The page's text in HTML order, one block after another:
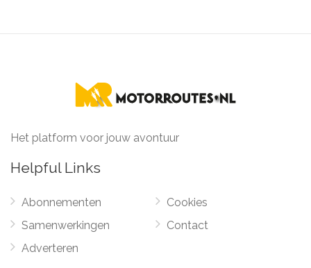
Het platform voor jouw avontuur
Helpful Links
Abonnementen
Samenwerkingen
Adverteren
Cookies
Contact